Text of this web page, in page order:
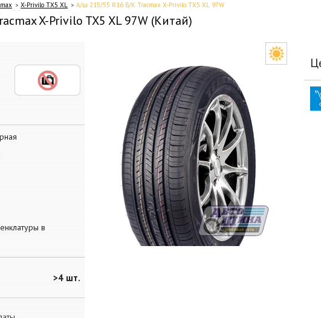
X-Privilo TX5 XL А/ш 215/55 R16 Б/К Tracmax X-Privilo TX5 XL 97W
X-Privilo TX5 XL 97W (Китай)
в
>4 шт.